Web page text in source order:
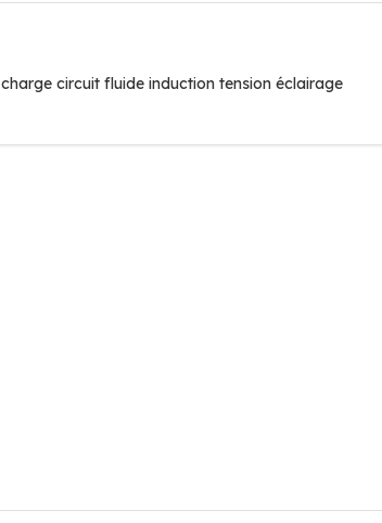
circuit fluide induction tension éclairage